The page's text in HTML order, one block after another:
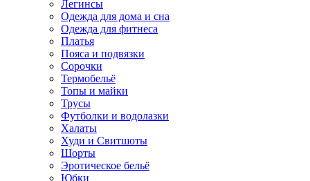
Легинсы
Одежда для дома и сна
Одежда для фитнеса
Платья
Пояса и подвязки
Сорочки
Термобельё
Топы и майки
Трусы
Футболки и водолазки
Халаты
Худи и Свитшоты
Шорты
Эротическое бельё
Юбки